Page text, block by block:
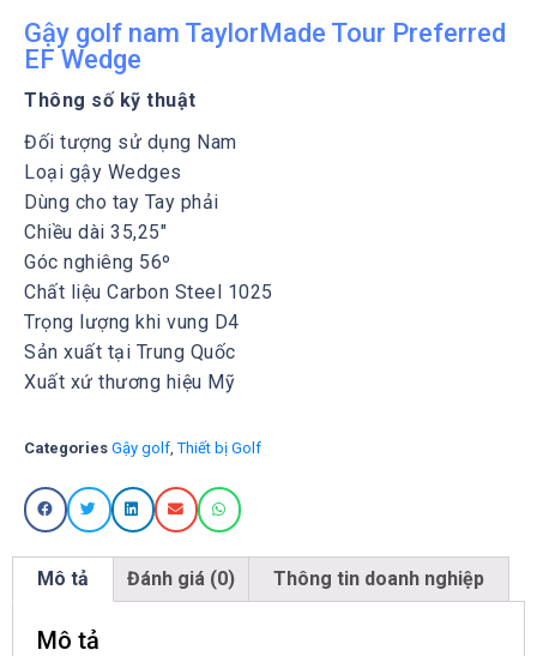
Gậy golf nam TaylorMade Tour Preferred
EF Wedge
Thông số kỹ thuật
Đối tượng sử dụng Nam
Loại gậy Wedges
Dùng cho tay Tay phải
Chiều dài 35,25″
Góc nghiêng 56º
Chất liệu Carbon Steel 1025
Trọng lượng khi vung D4
Sản xuất tại Trung Quốc
Xuất xứ thương hiệu Mỹ
Categories Gậy golf,Thiết bị Golf
Mô tả Đánh giá (0) Thông tin doanh nghiệp
Mô tả